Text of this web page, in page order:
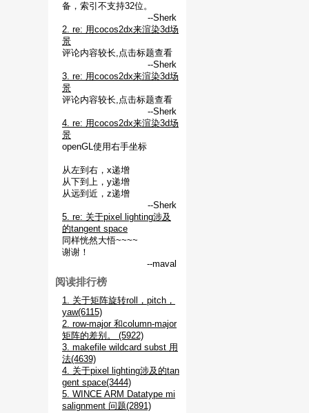
备，索引不支持32位。
--Sherk
2. re: 用cocos2dx来渲染3d场
景
评论内容较长,点击标题查看
--Sherk
3. re: 用cocos2dx来渲染3d场
景
评论内容较长,点击标题查看
--Sherk
4. re: 用cocos2dx来渲染3d场
景
openGL使用右手坐标
从左到右，x递增
从下到上，y递增
从远到近，z递增
--Sherk
5. re: 关于pixel lighting涉及
的tangent space
同样恍然大悟~~~~
谢谢！
--maval
阅读排行榜
1. 关于矩阵旋转roll，pitch，
yaw(6115)
2. row-major 和column-major
矩阵的差别。 (5922)
3. makefile wildcard subst 用
法(4639)
4. 关于pixel lighting涉及的tan
gent space(3444)
5. WINCE ARM Datatype mi
salignment 问题(2891)